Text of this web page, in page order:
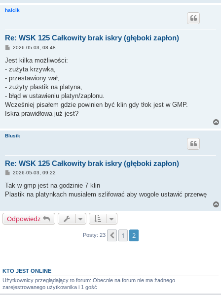
halcik
Re: WSK 125 Całkowity brak iskry (głęboki zapłon)
P
s
2026-05-03, 08:48
Jest kilka możliwości:
- zużyta krzywka,
- przestawiony wał,
- zużyty plastik na platyna,
- błąd w ustawieniu platyn/zapłonu.
Wcześniej pisałem gdzie powinien być klin gdy tłok jest w GMP.
Iskra prawidłowa już jest?
Blusik
Re: WSK 125 Całkowity brak iskry (głęboki zapłon)
P
s
2026-05-03, 09:22
Tak w gmp jest na godzinie 7 klin
Plastik na platynkach musiałem szlifować aby wogole ustawić przerwę
Odpowiedz
Posty: 23 Poprzednia
1 2
KTO JEST ONLINE
Użytkownicy przeglądający to forum: Obecnie na forum nie ma żadnego
zarejestrowanego użytkownika i 1 gość